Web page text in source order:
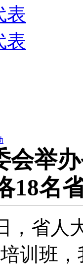
表
表
会举
18名
，省人
训班